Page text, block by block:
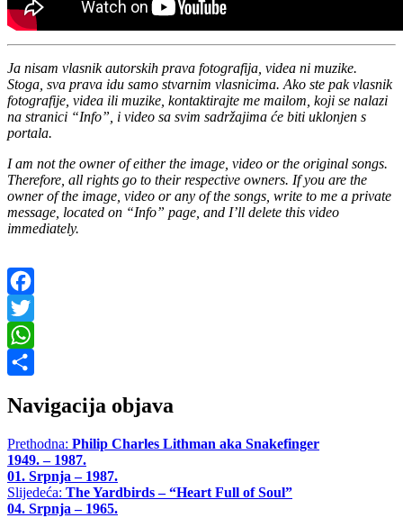
Ja nisam vlasnik autorskih prava fotografija, videa ni muzike.
Stoga, sva prava idu samo stvarnim vlasnicima. Ako ste pak vlasnik
fotografije, videa ili muzike, kontaktirajte me mailom, koji se nalazi
na stranici “Info”, i video sa svim sadržajima će biti uklonjen s
portala.
I am not the owner of either the image, video or the original songs.
Therefore, all rights go to their respective owners. If you are the
owner of the image, video or any of the songs, write to me a private
message, located on “Info” page, and I’ll delete this video
immediately.
Facebook
Twitter
WhatsApp
Navigacija objava
Prethodna: Philip Charles Lithman aka Snakefinger
1949. – 1987.
01. Srpnja – 1987.
Slijedeća: The Yardbirds – “Heart Full of Soul”
04. Srpnja – 1965.